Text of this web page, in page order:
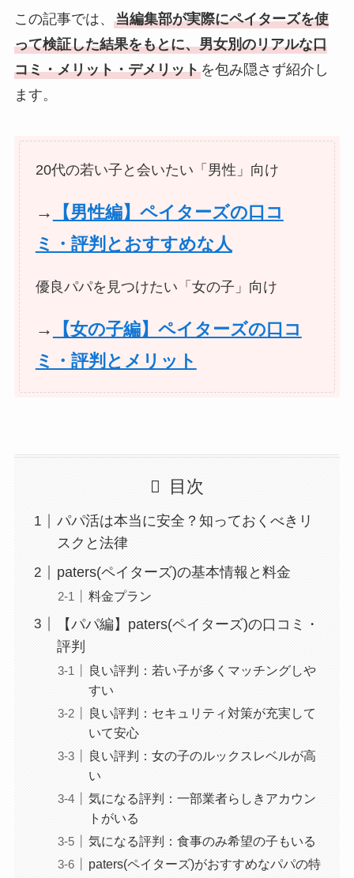
この記事では、 当編集部が実際にペイターズを使
って検証した結果をもとに、男女別のリアルな口
コミ・メリット・デメリットを包み隠さず紹介し
ます。
20代の若い子と会いたい「男性」向け
→
【男性編】ペイターズの口コ
ミ・評判とおすすめな人
優良パパを見つけたい「女の子」向け
→
【女の子編】ペイターズの口コ
ミ・評判とメリット
目次
パパ活は本当に安全？知っておくべきリ
スクと法律
paters(ペイターズ)の基本情報と料金
料金プラン
【パパ編】paters(ペイターズ)の口コミ・
評判
良い評判：若い子が多くマッチングしや
すい
良い評判：セキュリティ対策が充実して
いて安心
良い評判：女の子のルックスレベルが高
い
気になる評判：一部業者らしきアカウン
トがいる
気になる評判：食事のみ希望の子もいる
paters(ペイターズ)がおすすめなパパの特